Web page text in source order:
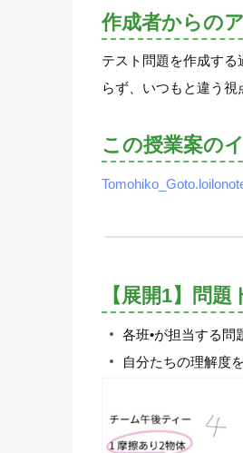
作成者からの
テスト問題を作成す
らず、いつもと違う
この授業案の
【展開1】問
各班•が担当する問
自分たちの理解度